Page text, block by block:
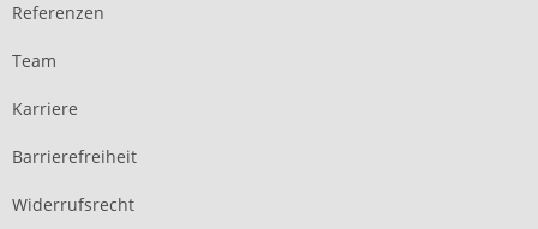
Referenzen
Team
Karriere
Barrierefreiheit
Widerrufsrecht